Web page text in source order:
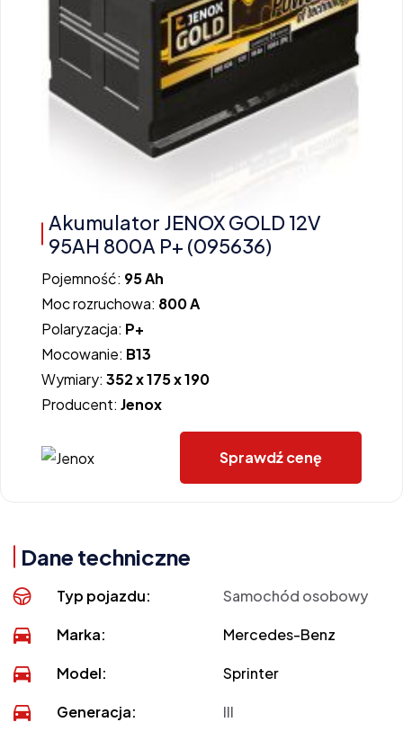
Akumulator JENOX GOLD 12V
95AH 800A P+ (095636)
Pojemność: 95 Ah
Moc rozruchowa: 800 A
Polaryzacja: P+
Mocowanie: B13
Wymiary: 352 x 175 x 190
Producent: Jenox
Sprawdź cenę
Dane techniczne
Typ pojazdu: Samochód osobowy
Marka: Mercedes-Benz
Model: Sprinter
Generacja: III